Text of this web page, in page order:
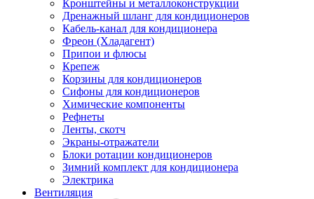
Кронштейны и металлоконструкции
Дренажный шланг для кондиционеров
Кабель-канал для кондиционера
Фреон (Хладагент)
Припои и флюсы
Крепеж
Корзины для кондиционеров
Сифоны для кондиционеров
Химические компоненты
Рефнеты
Ленты, скотч
Экраны-отражатели
Блоки ротации кондиционеров
Зимний комплект для кондиционера
Электрика
Вентиляция